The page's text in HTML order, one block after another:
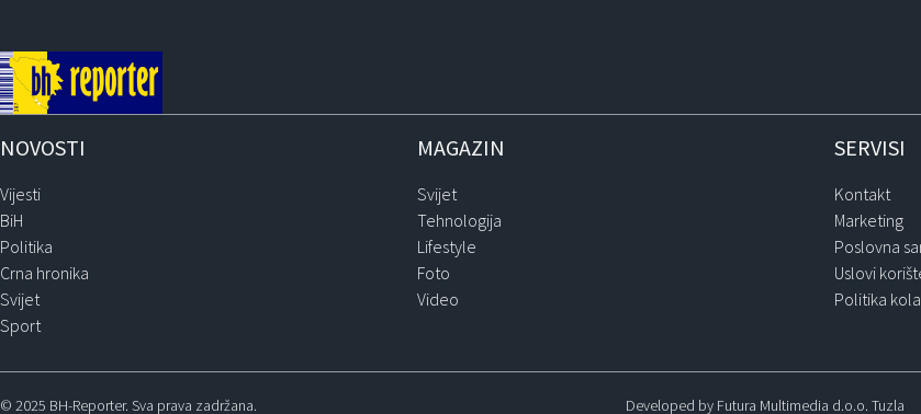
NOVOSTI
Vijesti
BiH
Politika
Crna hronika
Svijet
Sport
MAGAZIN
Svijet
Tehnologija
Lifestyle
Foto
Video
SERVISI
Kontakt
Marketing
Poslovna
Uslovi
Politika
© 2025 BH-Reporter. Sva prava zadržana. Developed by Futura Multimedia d.o.o. Tuzla